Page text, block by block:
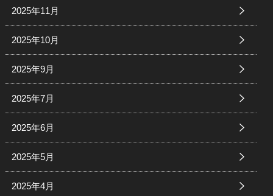
2025年11月
2025年10月
2025年9月
2025年7月
2025年6月
2025年5月
2025年4月